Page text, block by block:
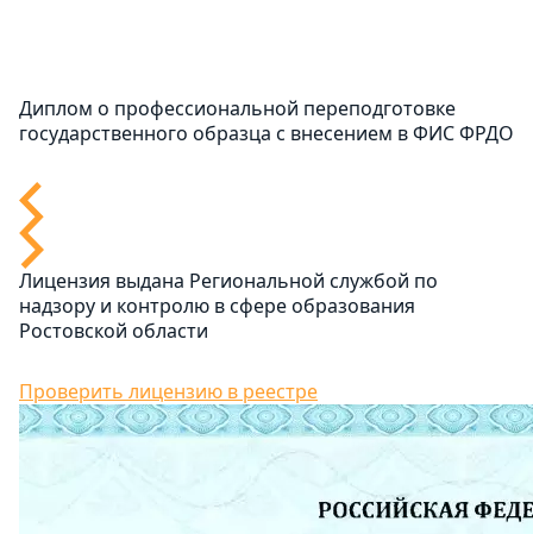
Диплом о профессиональной переподготовке
государственного образца с внесением в ФИС ФРДО
Лицензия выдана Региональной службой по
надзору и контролю в сфере образования
Ростовской области
Проверить лицензию в реестре